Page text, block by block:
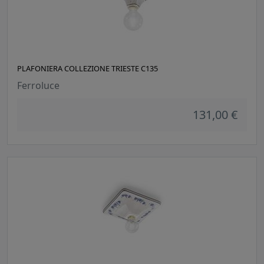
PLAFONIERA COLLEZIONE TRIESTE C135
Ferroluce
131,00 €